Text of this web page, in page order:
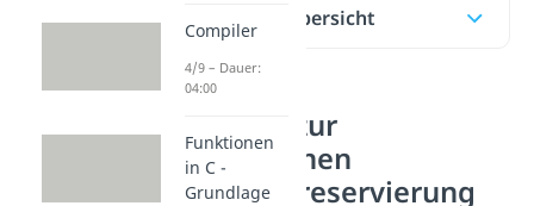
Inhaltsübersicht
Schema zur
allgemeinen
Speicherreservierung
Compiler
4/9 – Dauer:
04:00
Funktionen
in C -
Grundlage